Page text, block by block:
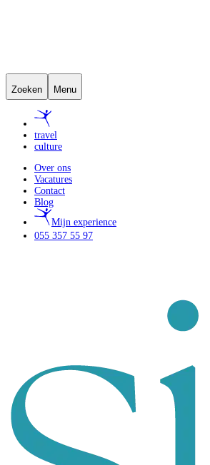
Zoeken Menu
travel
culture
Over ons
Vacatures
Contact
Blog
Mijn experience
055 357 55 97